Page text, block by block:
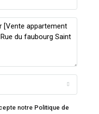
notre Politique de